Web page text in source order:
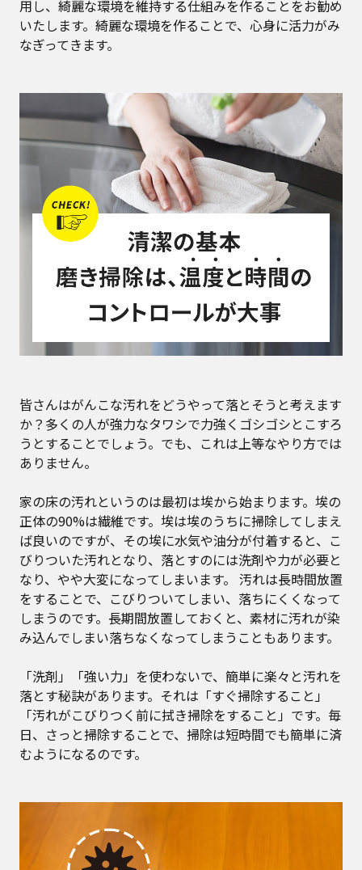
用し、綺麗な環境を維持する仕組みを作ることをお勧め
いたします。綺麗な環境を作ることで、心身に活力がみ
なぎってきます。
皆さんはがんこな汚れをどうやって落とそうと考えます
か？多くの人が強力なタワシで力強くゴシゴシとこすろ
うとすることでしょう。でも、これは上等なやり方では
ありません。
家の床の汚れというのは最初は埃から始まります。埃の
正体の90%は繊維です。埃は埃のうちに掃除してしまえ
ば良いのですが、その埃に水気や油分が付着すると、こ
びりついた汚れとなり、落とすのには洗剤や力が必要と
なり、やや大変になってしまいます。 汚れは長時間放置
をすることで、こびりついてしまい、落ちにくくなって
しまうのです。長期間放置しておくと、素材に汚れが染
み込んでしまい落ちなくなってしまうこともあります。
「洗剤」「強い力」を使わないで、簡単に楽々と汚れを
落とす秘訣があります。それは「すぐ掃除すること」
「汚れがこびりつく前に拭き掃除をすること」です。毎
日、さっと掃除することで、掃除は短時間でも簡単に済
むようになるのです。